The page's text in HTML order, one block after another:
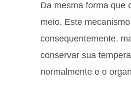
Da mesma forma que
meio. Este
consequentemente,
conservar sua
normalmente e o